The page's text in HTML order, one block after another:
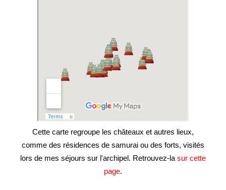
Cette carte regroupe les châteaux et autres lieux,
comme des résidences de samurai ou des forts, visités
lors de mes séjours sur l'archipel. Retrouvez-la sur cette
page.